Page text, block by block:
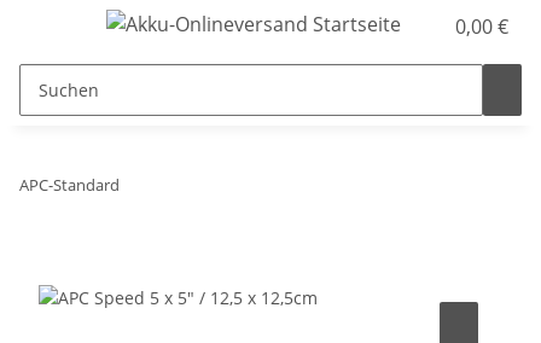
0,00 €
APC-Standard